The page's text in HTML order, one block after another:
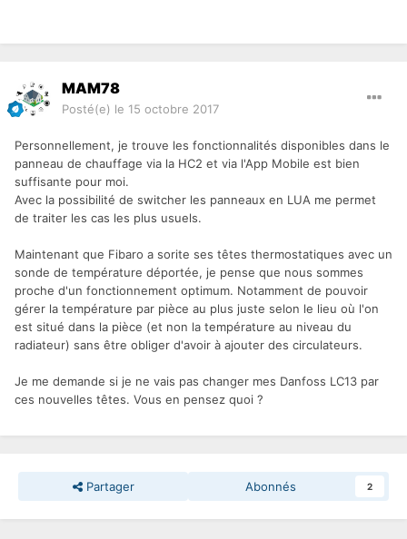
MAM78
Posté(e) le 15 octobre 2017
Personnellement, je trouve les fonctionnalités disponibles dans le
panneau de chauffage via la HC2 et via l'App Mobile est bien
suffisante pour moi.
Avec la possibilité de switcher les panneaux en LUA me permet
de traiter les cas les plus usuels.
Maintenant que Fibaro a sorite ses têtes thermostatiques avec un
sonde de température déportée, je pense que nous sommes
proche d'un fonctionnement optimum. Notamment de pouvoir
gérer la température par pièce au plus juste selon le lieu où l'on
est situé dans la pièce (et non la température au niveau du
radiateur) sans être obliger d'avoir à ajouter des circulateurs.
Je me demande si je ne vais pas changer mes Danfoss LC13 par
ces nouvelles têtes. Vous en pensez quoi ?
Partager Abonnés 2